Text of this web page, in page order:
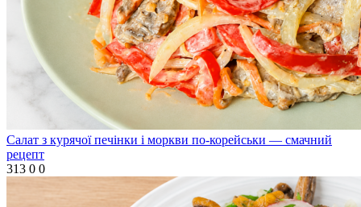
Салат з курячої печінки і моркви по-корейськи — смачний
рецепт
313 0 0